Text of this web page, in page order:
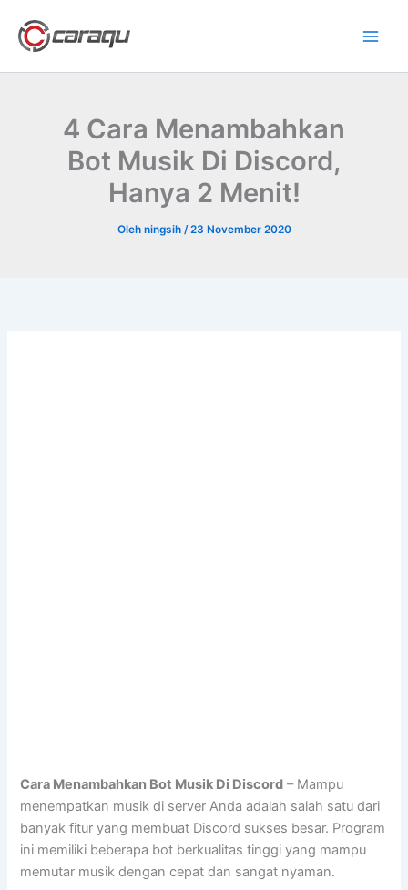
konten
4 Cara Menambahkan
Bot Musik Di Discord,
Hanya 2 Menit!
Oleh ningsih /23 November 2020
Cara Menambahkan Bot Musik Di Discord – Mampu
menempatkan musik di server Anda adalah salah satu dari
banyak fitur yang membuat Discord sukses besar. Program
ini memiliki beberapa bot berkualitas tinggi yang mampu
memutar musik dengan cepat dan sangat nyaman.